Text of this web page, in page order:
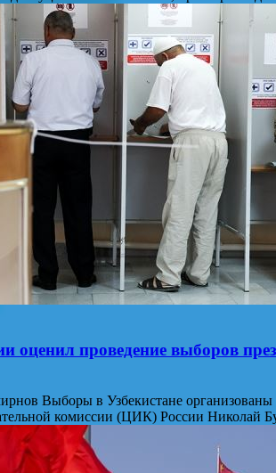
проведение выборов
Выборы в Узбекистане организованы
комиссии (ЦИК) России Николай